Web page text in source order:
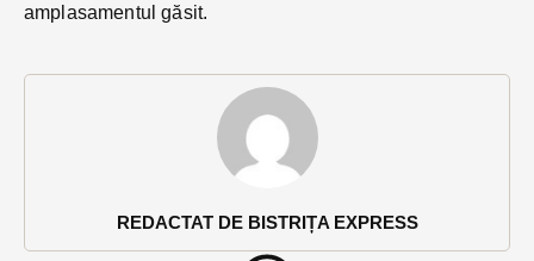
REDACTAT DE BISTRIȚA EXPRESS
amplasamentul găsit.